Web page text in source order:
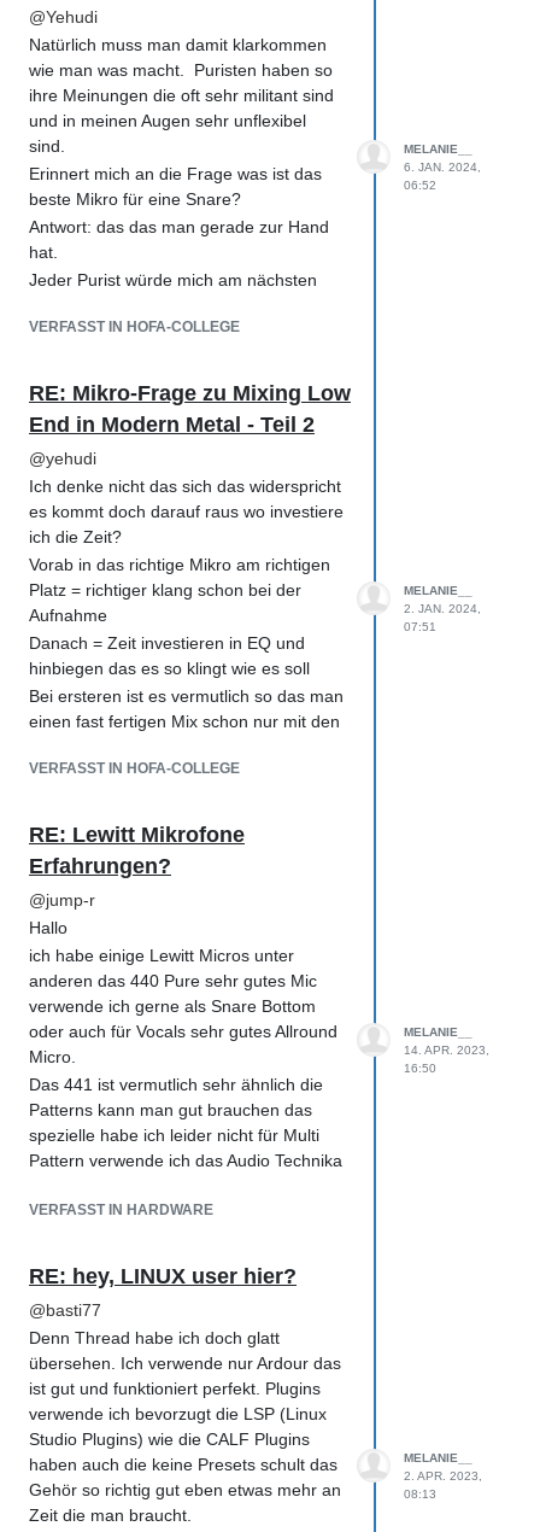
vorgestellt hat geht nicht als IT Firma
kann man kein Kaffee auf Unterlassung
klagen weil die sich irgendwas mit I
einfallen haben lassen. Hier bitte einen
Anwalt zu Rate ziehen.
Wichtig ist für dich schaue das du
möglichst alles anmeldest also Insta,
Facebook, Twitter/X, Youtube ..... und
auch ab und an Posten. Facebook war
da bei mir als Firma auch ganz komisch
bin (ein Kaffee in Neuseeland hat den
sind und dann hat es geklappt sie wollten
mich aber erst lebenslang rauswerfen
des Firmenbuch Auszuges mit meiner
UID war dann doch ein gutes Argument).
@Yehudi
Natürlich muss man damit klarkommen
wie man was macht. Puristen haben so
ihre Meinungen die oft sehr militant sind
und in meinen Augen sehr unflexibel
sind.
Erinnert mich an die Frage was ist das
beste Mikro für eine Snare?
Antwort: das das man gerade zur Hand
hat.
Jeder Purist würde mich am nächsten
ich ein Sennheiser 604 auf der Snare
SM57 hin das habe ich aber nicht und gut
klingen tut beides. Genauso Kick Drum
ohne Loch im Reso wieso nicht ein Tom
Mikro von vorne auf den Beater richten
für Attack und so ausrichten das die
Snare im wenig übersprechen hat.
Experimentieren ist wichtig und spart
dann Zeit sollte man aber so machen das
man das nicht gerade an den Kunden
verrechnen muss die zahlen ja dafür das
dir das bekannt ist.
VERFASST IN HOFA-COLLEGE
MELANIE__
6. JAN. 2024,
06:52
RE: Mikro-Frage zu Mixing Low
End in Modern Metal - Teil 2
@yehudi
Ich denke nicht das sich das widerspricht
es kommt doch darauf raus wo investiere
ich die Zeit?
Vorab in das richtige Mikro am richtigen
Platz = richtiger klang schon bei der
Aufnahme
Danach = Zeit investieren in EQ und
hinbiegen das es so klingt wie es soll
Bei ersteren ist es vermutlich so das man
einen fast fertigen Mix schon nur mit den
Details widmen kann auch wird es schon
Vermutlich muß das jeder für sich selber
entscheiden was das richtige ist.
VERFASST IN HOFA-COLLEGE
MELANIE__
2. JAN. 2024,
07:51
RE: Lewitt Mikrofone
Erfahrungen?
@jump-r
Hallo
ich habe einige Lewitt Micros unter
anderen das 440 Pure sehr gutes Mic
verwende ich gerne als Snare Bottom
oder auch für Vocals sehr gutes Allround
Micro.
Das 441 ist vermutlich sehr ähnlich die
Patterns kann man gut brauchen das
spezielle habe ich leider nicht für Multi
Pattern verwende ich das Audio Technika
Drum Micros sind hervorragend von
air die beiden Stäbchen sind super als
mid Mic gepaart mit einem 8er Pattern
für Side auf Akustischen Gitarren (da
würde das 441 passen ). 8 oder Kugel
braucht man immer wenn man
Räumlichkeit braucht.
Die große Frage ist was hast du vor mit
dem/den Micros bei manchen Sachen ist
es besser ein spezielles zu kaufen bei
anderen sind universal Micros gut. Und
auch nicht vergessen einmal was ganz
VERFASST IN HARDWARE
MELANIE__
14. APR. 2023,
16:50
RE: hey, LINUX user hier?
@basti77
Denn Thread habe ich doch glatt
übersehen. Ich verwende nur Ardour das
ist gut und funktioniert perfekt. Plugins
verwende ich bevorzugt die LSP (Linux
Studio Plugins) wie die CALF Plugins
haben auch die keine Presets schult das
Gehör so richtig gut eben etwas mehr an
Zeit die man braucht.
MELANIE__
2. APR. 2023,
08:13